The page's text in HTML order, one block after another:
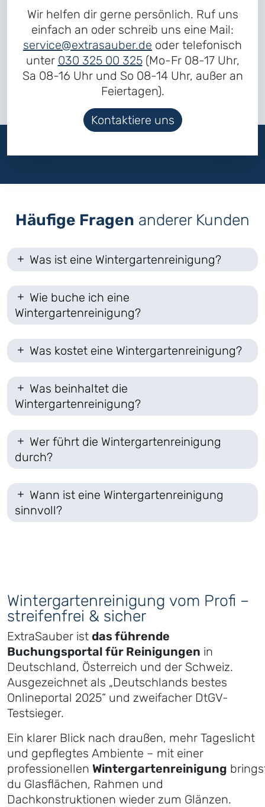
Wir helfen dir gerne persönlich. Ruf uns
einfach an oder schreib uns eine Mail:
service@extrasauber.de oder telefonisch
unter 030 325 00 325(Mo-Fr 08-17 Uhr,
Sa 08-16 Uhr und So 08-14 Uhr, außer an
Feiertagen).
Kontaktiere uns
Häufige Fragen anderer Kunden
Was ist eine Wintergartenreinigung?
Wie buche ich eine
Wintergartenreinigung?
Was kostet eine Wintergartenreinigung?
Was beinhaltet die
Wintergartenreinigung?
Wer führt die Wintergartenreinigung
durch?
Wann ist eine Wintergartenreinigung
sinnvoll?
Wintergartenreinigung vom Profi –
streifenfrei & sicher
ExtraSauber ist das führende
Buchungsportal für Reinigungen in
Deutschland, Österreich und der Schweiz.
Ausgezeichnet als „Deutschlands bestes
Onlineportal 2025“ und zweifacher DtGV-
Testsieger.
Ein klarer Blick nach draußen, mehr Tageslicht
und gepflegtes Ambiente – mit einer
professionellen Wintergartenreinigung
du Glasflächen, Rahmen und
Dachkonstruktionen wieder zum Glänzen.